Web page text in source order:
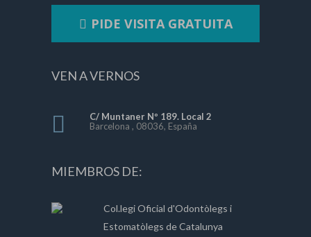
PIDE VISITA GRATUITA
VEN A VERNOS
C/ Muntaner Nº 189. Local 2
Barcelona , 08036, España
MIEMBROS DE:
Col.legi Oficial d'Odontòlegs i
Estomatòlegs de Catalunya